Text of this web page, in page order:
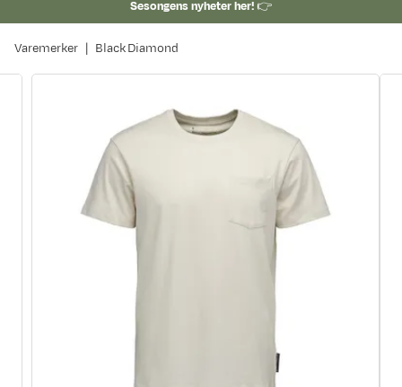
Sesongens nyheter her!👉
Varemerker Black Diamond